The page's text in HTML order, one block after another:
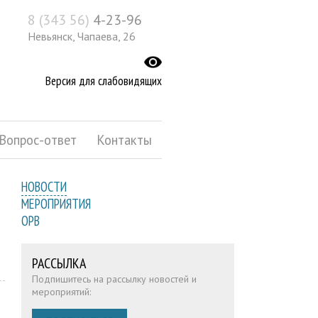
8 (343 56) 4-23-96
Невьянск, Чапаева, 26
Версия для слабовидящих
Вопрос-ответ Контакты
НОВОСТИ
МЕРОПРИЯТИЯ
ОРВ
РАССЫЛКА
Подпишитесь на рассылку новостей и
мероприятий: